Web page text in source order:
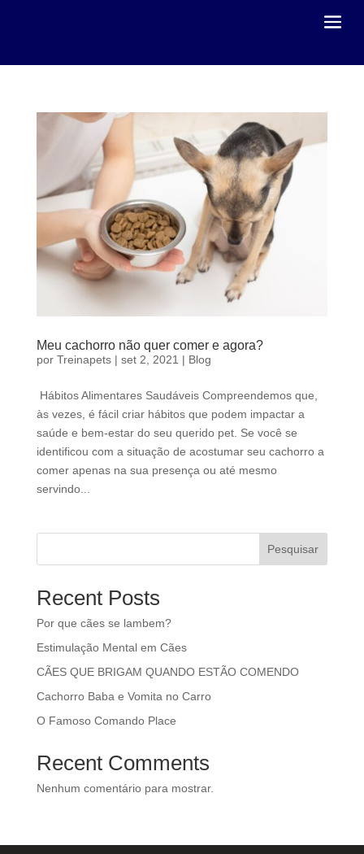
Meu cachorro não quer comer e agora?
por Treinapets| set 2, 2021 | Blog
Hábitos Alimentares Saudáveis Compreendemos que,
às vezes, é fácil criar hábitos que podem impactar a
saúde e bem-estar do seu querido pet. Se você se
identificou com a situação de acostumar seu cachorro a
comer apenas na sua presença ou até mesmo
servindo...
Pesquisar
Recent Posts
Por que cães se lambem?
Estimulação Mental em Cães
CÃES QUE BRIGAM QUANDO ESTÃO COMENDO
Cachorro Baba e Vomita no Carro
O Famoso Comando Place
Recent Comments
Nenhum comentário para mostrar.